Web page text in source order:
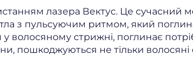
лазера Вектус. Це сучасний
з пульсуючим ритмом, який
стрижні, поглинає
пошкоджуються не тільки волосяні